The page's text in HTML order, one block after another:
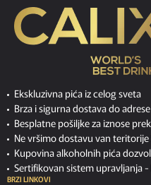
Ekskluzivna pića iz celog sveta
Brza i sigurna dostava do adrese
Besplatne pošiljke za iznose
Ne vršimo dostavu van teritorije
Kupovina alkoholnih pića
Sertifikovan sistem upravljanja -
BRZI LINKOVI